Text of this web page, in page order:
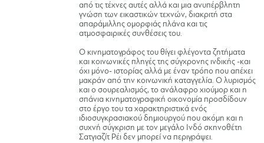
από τις τέχνες αυτές αλλά και μια ανυπέρβλητη
γνώση των εικαστικών τεχνών, διακριτή στα
απαράμιλλης ομορφιάς πλάνα και τις
ατμοσφαιρικές συνθέσεις του.
Ο κινηματογράφος του θίγει φλέγοντα ζητήματα
και κοινωνικές πληγές της σύγχρονης ινδικής -και
όχι μόνο- ιστορίας αλλά με έναν τρόπο που απέχει
μακράν από την κοινωνική καταγγελία. Ο λυρισμός
και ο σουρεαλισμός, το ανάλαφρο χιούμορ και η
σπάνια κινηματογραφική οικονομία προσδίδουν
στο έργο του τα χαρακτηριστικά ενός
ιδιοσυγκρασιακού δημιουργού που ακόμη και η
συχνή σύγκριση με τον μεγάλο Ινδό σκηνοθέτη
Σατγιαζίτ Ρέι δεν μπορεί να περιγράψει.